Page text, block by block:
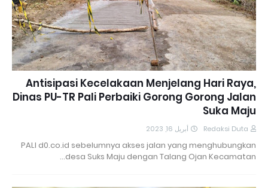
Antisipasi Kecelakaan Menjelang Hari Raya,
Dinas PU-TR Pali Perbaiki Gorong Gorong Jalan
Suka Maju
Redaksi Duta أبريل 16, 2023
PALI d0.co.id sebelumnya akses jalan yang menghubungkan
desa Suks Maju dengan Talang Ojan Kecamatan…